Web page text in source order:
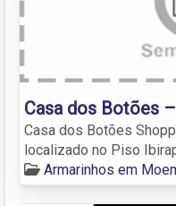
Casa dos Botões
Casa dos Botões
localizado no Piso
Armarinhos em